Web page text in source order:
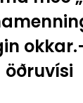
öðruvísi